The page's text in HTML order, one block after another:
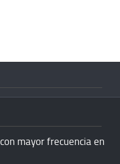
mayor frecuencia en